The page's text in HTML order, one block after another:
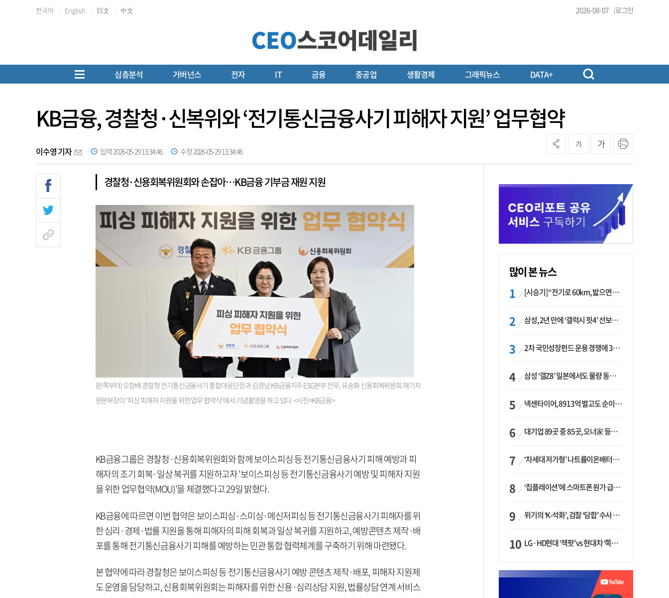
한국어 English 日文 中文 2026-08-07 로그인
심층분석 거버넌스 전자 IT 금융 중공업 생활경제 그래픽뉴스 DATA+
KB금융, 경찰청·신복위와 ‘전기통신금융사기 피해자 지원’ 업무협약
이수영 기자 입력 2026-05-29 13:34:46 수정 2026-05-29 13:34:46
가 가
경찰청·신용회복위원회와 손잡아…KB금융 기부금 재원 지원
(왼쪽부터) 오창배 경찰청 전기통신금융사기 통합대응단장과 김경남 KB금융지주 ESG본부 전무, 유송화 신용회복위원회 재기지
원본부장이 '피싱 피해자 지원을 위한 업무 협약식'에서 기념촬영을 하고 있다. <사진=KB금융>
KB금융그룹은 경찰청·신용회복위원회와 함께 보이스피싱 등 전기통신금융사기 피해 예방과 피
해자의 조기 회복·일상 복귀를 지원하고자 '보이스피싱 등 전기통신금융사기 예방 및 피해자 지원
을 위한 업무협약(MOU)'을 체결했다고 29일 밝혔다.
KB금융에 따르면 이번 협약은 보이스피싱·스미싱·메신저피싱 등 전기통신금융사기 피해자를 위
한 심리·경제·법률 지원을 통해 피해자의 피해 회복과 일상 복귀를 지원하고, 예방콘텐츠 제작·배
포를 통해 전기통신금융사기 피해를 예방하는 민관 통합 협력체계를 구축하기 위해 마련됐다.
본 협약에 따라 경찰청은 보이스피싱 등 전기통신금융사기 예방 콘텐츠 제작·배포, 피해자 지원제
도 운영을 담당하고, 신용회복위원회는 피해자를 위한 신용·심리상담 지원, 법률상담 연계 서비스
많이 본 뉴스
[시승기] “전기로 60km, 밟으면 462마력”…볼보 XC60 T8의 두 얼굴
삼성, 2년 만에 ‘갤럭시 핏4’ 선보이나…웨어러블 생태계 확장 ‘시동’
2차 국민성장펀드 운용 경쟁에 33개사 몰렸다…신한·하나 등 새 얼굴 대거 합류
삼성 ‘갤Z8’ 일본에서도 물량 동났다…애플 참전 앞두고 선두 수성 ‘시험대’
넥센타이어, 8913억 벌고도 순이익 2억…유럽 세부담에 이익 증발
대기업 89곳 중 85곳, 오너家 등기임원 겸직…BS 46곳·SM 45곳 ‘족벌경영’ 고착화
‘차세대 저가형’ 나트륨이온배터리 시대 오나…LG화학·에코프로, 상용화 속도낸다
‘칩플레이션’에 스마트폰 원가 급등…삼성전자, ‘엑시노스’ 채택 확대하나
위기의 ‘K-석화’, 검찰 ‘담합’ 수사 착수…“LG·한화·롯데 등 7개 업체, 8개 제품 가격 담합”
LG·HD현대 ‘잭팟’ vs 현대차 ‘쪽박’…글로벌 사모펀드, 韓 대기업 투자 ‘희비’